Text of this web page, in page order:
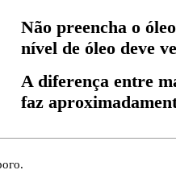
Não preencha o
nível de óleo deve
A diferença entre
faz